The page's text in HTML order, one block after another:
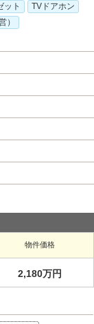
ット
TVドアホン
）
物件価格
2,180万円